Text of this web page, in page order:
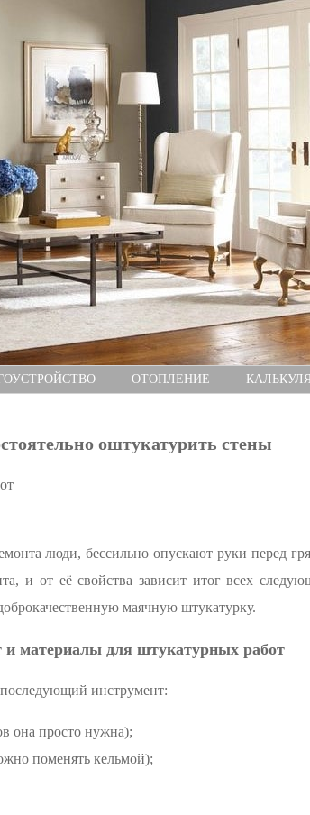
ОТОПЛЕНИЕ
оштукатурить стены
люди, бессильно опускают руки перед
и от её свойства зависит итог всех
маячную штукатурку.
и материалы для штукатурных работ
инструмент:
она просто нужна);
поменять кельмой);